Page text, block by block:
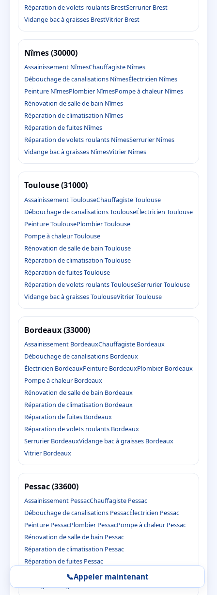
Réparation de volets roulants BrestSerrurier Brest
Vidange bac à graisses BrestVitrier Brest
Nîmes (30000)
Assainissement NîmesChauffagiste Nîmes
Débouchage de canalisations NîmesÉlectricien Nîmes
Peinture NîmesPlombier NîmesPompe à chaleur Nîmes
Rénovation de salle de bain Nîmes
Réparation de climatisation Nîmes
Réparation de fuites Nîmes
Réparation de volets roulants NîmesSerrurier Nîmes
Vidange bac à graisses NîmesVitrier Nîmes
Toulouse (31000)
Assainissement ToulouseChauffagiste Toulouse
Débouchage de canalisations ToulouseÉlectricien Toulouse
Peinture ToulousePlombier Toulouse
Pompe à chaleur Toulouse
Rénovation de salle de bain Toulouse
Réparation de climatisation Toulouse
Réparation de fuites Toulouse
Réparation de volets roulants ToulouseSerrurier Toulouse
Vidange bac à graisses ToulouseVitrier Toulouse
Bordeaux (33000)
Assainissement BordeauxChauffagiste Bordeaux
Débouchage de canalisations Bordeaux
Électricien BordeauxPeinture BordeauxPlombier Bordeaux
Pompe à chaleur Bordeaux
Rénovation de salle de bain Bordeaux
Réparation de climatisation Bordeaux
Réparation de fuites Bordeaux
Réparation de volets roulants Bordeaux
Serrurier BordeauxVidange bac à graisses Bordeaux
Vitrier Bordeaux
Pessac (33600)
Assainissement PessacChauffagiste Pessac
Débouchage de canalisations PessacÉlectricien Pessac
Peinture PessacPlombier PessacPompe à chaleur Pessac
Rénovation de salle de bain Pessac
Réparation de climatisation Pessac
Réparation de fuites Pessac
Réparation de volets roulants PessacSerrurier Pessac
Vidange bac à graisses PessacVitrier Pessac
📞Appeler maintenant